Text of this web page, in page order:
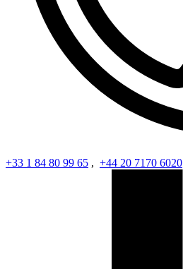
+33 1 84 80 99 65 , +44 20 7170 6020